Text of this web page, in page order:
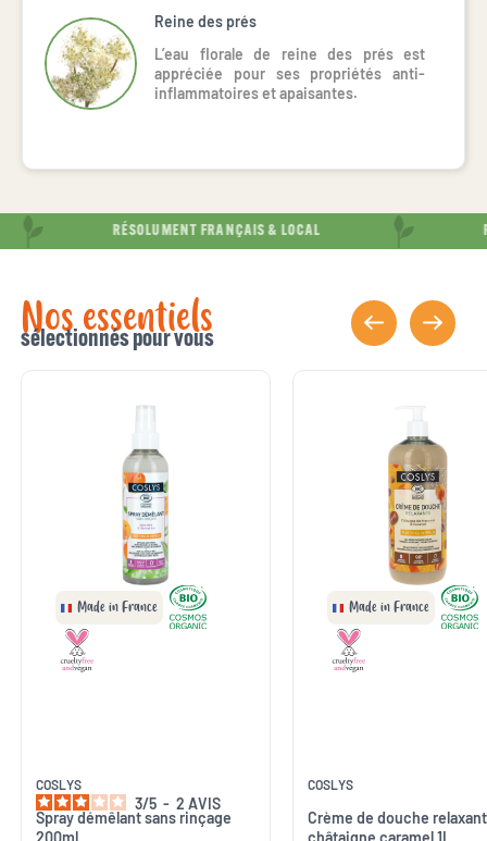
Reine des prés
L’eau florale de reine des prés est
appréciée pour ses propriétés anti-
inflammatoires et apaisantes.
RÉSOLUMENT FRANÇAIS & LOCAL
Nos essentiels
sélectionnés pour vous
Made in France
COSLYS
3/5 - 2 AVIS
Spray démêlant sans rinçage
Made in France
COSLYS
Crème de douche